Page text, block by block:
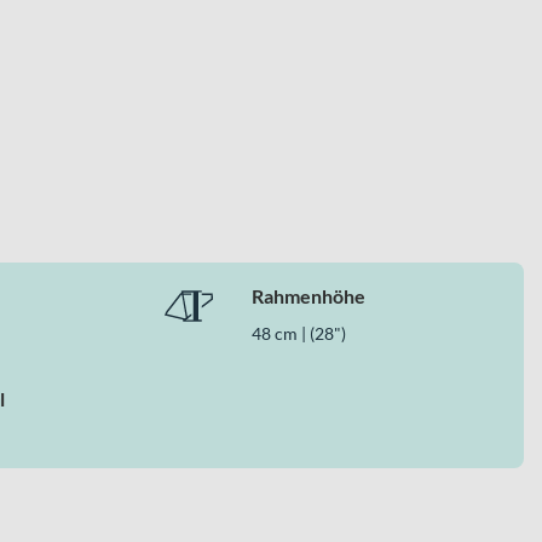
Gabelkonstruktion und der 22-Gang-
steht dabei für eine klare Performance-Ausrichtung,
Rahmenhöhe
48 cm | (28")